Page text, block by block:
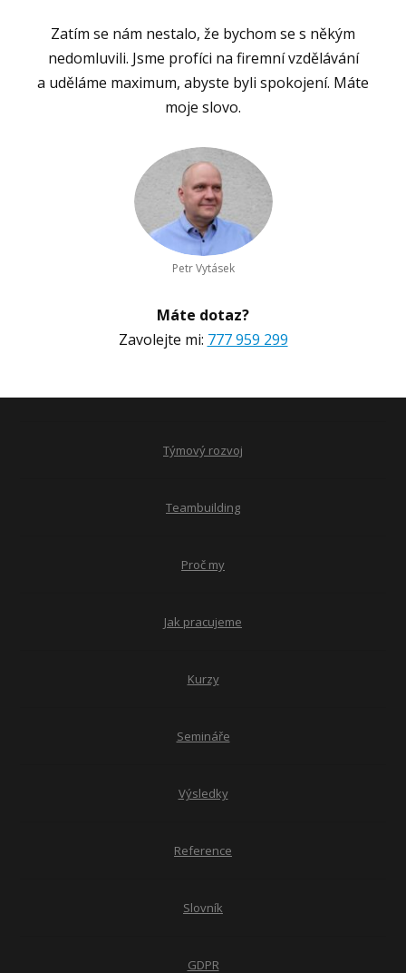
Zatím se nám nestalo, že bychom se s někým
nedomluvili. Jsme profíci na firemní vzdělávání
a uděláme maximum, abyste byli spokojení. Máte
moje slovo.
Petr Vytásek
Máte dotaz?
Zavolejte mi: 777 959 299
Týmový rozvoj
Teambuilding
Proč my
Jak pracujeme
Kurzy
Semináře
Výsledky
Reference
Slovník
GDPR